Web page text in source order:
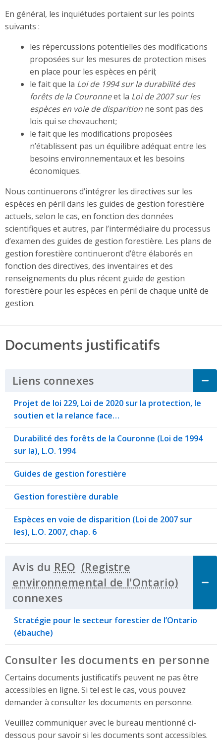
En général, les inquiétudes portaient sur les points
suivants :
les répercussions potentielles des modifications
proposées sur les mesures de protection mises
en place pour les espèces en péril;
le fait que la Loi de 1994 sur la durabilité des
forêts de la Couronneet la Loi de 2007 sur les
espèces en voie de disparitionne sont pas des
lois qui se chevauchent;
le fait que les modifications proposées
n’établissent pas un équilibre adéquat entre les
besoins environnementaux et les besoins
économiques.
Nous continuerons d’intégrer les directives sur les
espèces en péril dans les guides de gestion forestière
actuels, selon le cas, en fonction des données
scientifiques et autres, par l’intermédiaire du processus
d’examen des guides de gestion forestière. Les plans de
gestion forestière continueront d’être élaborés en
fonction des directives, des inventaires et des
renseignements du plus récent guide de gestion
forestière pour les espèces en péril de chaque unité de
gestion.
Documents justificatifs
Liens connexes Click to Expand
Projet de loi 229, Loi de 2020 sur la protection, le
soutien et la relance face…
Durabilité des forêts de la Couronne (Loi de 1994
sur la), L.O. 1994
Guides de gestion forestière
Gestion forestière durable
Espèces en voie de disparition (Loi de 2007 sur
les), L.O. 2007, chap. 6
Avis du REO
connexes
Stratégie pour le secteur forestier de l’Ontario
(ébauche)
Consulter les documents en personne
Certains documents justificatifs peuvent ne pas être
accessibles en ligne. Si tel est le cas, vous pouvez
demander à consulter les documents en personne.
Veuillez communiquer avec le bureau mentionné ci-
dessous pour savoir si les documents sont accessibles.